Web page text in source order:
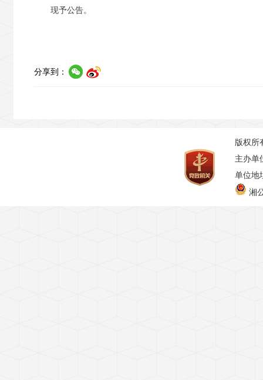
现予公告。
分享到：
版权所
主办单
单位地
湘